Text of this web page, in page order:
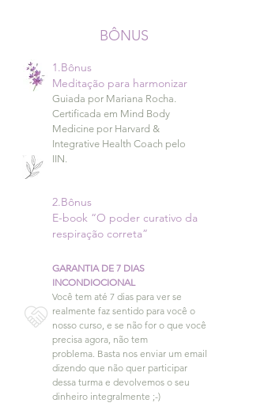
BÔNUS
1.Bônus
Meditação para harmonizar
Guiada por Mariana Rocha.
Certificada em Mind Body
Medicine por Harvard &
Integrative Health Coach pelo
IIN.
2.Bônus
E-book “O poder curativo da
respiração correta”
GARANTIA DE 7 DIAS
INCONDIOCIONAL
Você tem até 7 dias para ver se
realmente faz sentido para você o
nosso curso, e se não for o que você
precisa agora, não tem
problema. Basta nos enviar um email
dizendo que não quer participar
dessa turma e devolvemos o seu
dinheiro integralmente ;-)